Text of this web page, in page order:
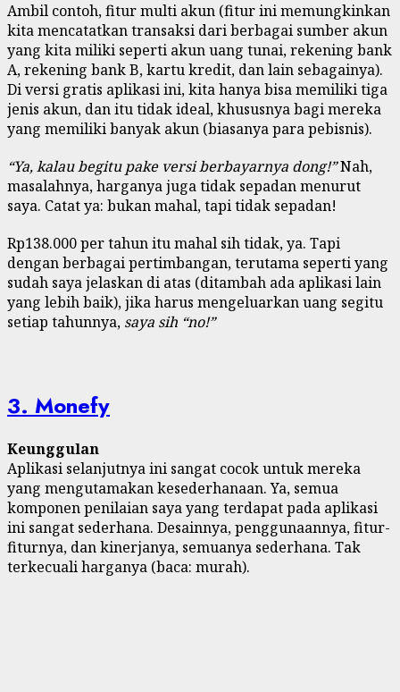
Ambil contoh, fitur multi akun (fitur ini memungkinkan
kita mencatatkan transaksi dari berbagai sumber akun
yang kita miliki seperti akun uang tunai, rekening bank
A, rekening bank B, kartu kredit, dan lain sebagainya).
Di versi gratis aplikasi ini, kita hanya bisa memiliki tiga
jenis akun, dan itu tidak ideal, khususnya bagi mereka
yang memiliki banyak akun (biasanya para pebisnis).
“Ya, kalau begitu pake versi berbayarnya dong!”Nah,
masalahnya, harganya juga tidak sepadan menurut
saya. Catat ya: bukan mahal, tapi tidak sepadan!
Rp138.000 per tahun itu mahal sih tidak, ya. Tapi
dengan berbagai pertimbangan, terutama seperti yang
sudah saya jelaskan di atas (ditambah ada aplikasi lain
yang lebih baik), jika harus mengeluarkan uang segitu
setiap tahunnya, saya sih “no!”
3. Monefy
Keunggulan
Aplikasi selanjutnya ini sangat cocok untuk mereka
yang mengutamakan kesederhanaan. Ya, semua
komponen penilaian saya yang terdapat pada aplikasi
ini sangat sederhana. Desainnya, penggunaannya, fitur-
fiturnya, dan kinerjanya, semuanya sederhana. Tak
terkecuali harganya (baca: murah).